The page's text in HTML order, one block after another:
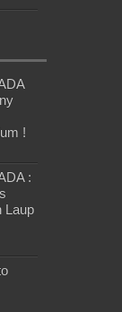
!
:
Laup